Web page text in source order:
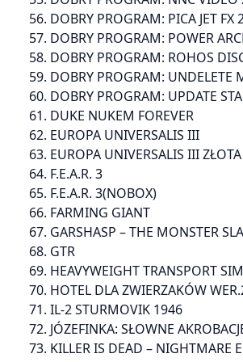
56. DOBRY PROGRAM: PICA JET FX
57. DOBRY PROGRAM: POWER
58. DOBRY PROGRAM: ROHOS
59. DOBRY PROGRAM: UNDELETE
60. DOBRY PROGRAM: UPDATE
61. DUKE NUKEM FOREVER
62. EUROPA UNIVERSALIS III
63. EUROPA UNIVERSALIS III ZŁOTA
64. F.E.A.R. 3
65. F.E.A.R. 3(NOBOX)
66. FARMING GIANT
67. GARSHASP – THE MONSTER
68. GTR
69. HEAVYWEIGHT TRANSPORT
70. HOTEL DLA ZWIERZAKÓW
71. IL-2 STURMOVIK 1946
72. JÓZEFINKA: SŁOWNE
73. KILLER IS DEAD – NIGHTMARE